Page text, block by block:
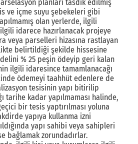
planları tasdik edilmiş
ve içme suyu şebekeleri gibi
olan yerlerde, ilgili
idarece hazırlanacak projeye
veya parselleri hizasına rastlayan
belirtildiği şekilde hissesine
% 25 peşin ödeyip geri kalan
ilgili idaresince tamamlanacağı
ödemeyi taahhüt edenlere de
tesisinin yapı bitirilip
tarihe kadar yapılmaması halinde,
bir tesis yaptırılması yoluna
yapıya kullanma izni
yapı sahibi veya sahipleri
bağlamak zorundadırlar.